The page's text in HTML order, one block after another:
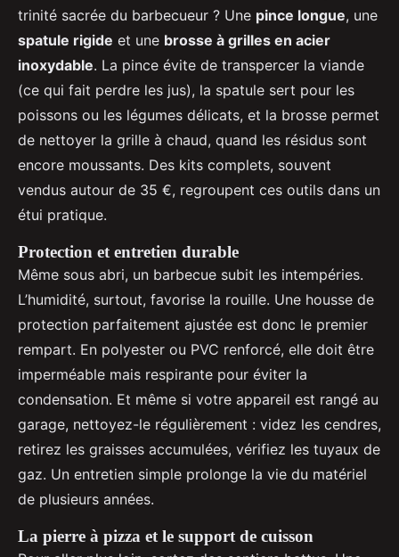
trinité sacrée du barbecueur ? Une pince longue, une
spatule rigide et une brosse à grilles en acier
inoxydable. La pince évite de transpercer la viande
(ce qui fait perdre les jus), la spatule sert pour les
poissons ou les légumes délicats, et la brosse permet
de nettoyer la grille à chaud, quand les résidus sont
encore moussants. Des kits complets, souvent
vendus autour de 35 €, regroupent ces outils dans un
étui pratique.
Protection et entretien durable
Même sous abri, un barbecue subit les intempéries.
L’humidité, surtout, favorise la rouille. Une housse de
protection parfaitement ajustée est donc le premier
rempart. En polyester ou PVC renforcé, elle doit être
imperméable mais respirante pour éviter la
condensation. Et même si votre appareil est rangé au
garage, nettoyez-le régulièrement : videz les cendres,
retirez les graisses accumulées, vérifiez les tuyaux de
gaz. Un entretien simple prolonge la vie du matériel
de plusieurs années.
La pierre à pizza et le support de cuisson